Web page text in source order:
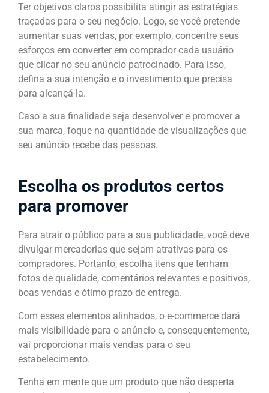
Ter objetivos claros possibilita atingir as estratégias
traçadas para o seu negócio. Logo, se você pretende
aumentar suas vendas, por exemplo, concentre seus
esforços em converter em comprador cada usuário
que clicar no seu anúncio patrocinado. Para isso,
defina a sua intenção e o investimento que precisa
para alcançá-la.
Caso a sua finalidade seja desenvolver e promover a
sua marca, foque na quantidade de visualizações que
seu anúncio recebe das pessoas.
Escolha os produtos certos
para promover
Para atrair o público para a sua publicidade, você deve
divulgar mercadorias que sejam atrativas para os
compradores. Portanto, escolha itens que tenham
fotos de qualidade, comentários relevantes e positivos,
boas vendas e ótimo prazo de entrega.
Com esses elementos alinhados, o e-commerce dará
mais visibilidade para o anúncio e, consequentemente,
vai proporcionar mais vendas para o seu
estabelecimento.
Tenha em mente que um produto que não desperta